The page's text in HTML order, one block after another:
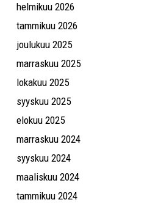
helmikuu 2026
tammikuu 2026
joulukuu 2025
marraskuu 2025
lokakuu 2025
syyskuu 2025
elokuu 2025
marraskuu 2024
syyskuu 2024
maaliskuu 2024
tammikuu 2024